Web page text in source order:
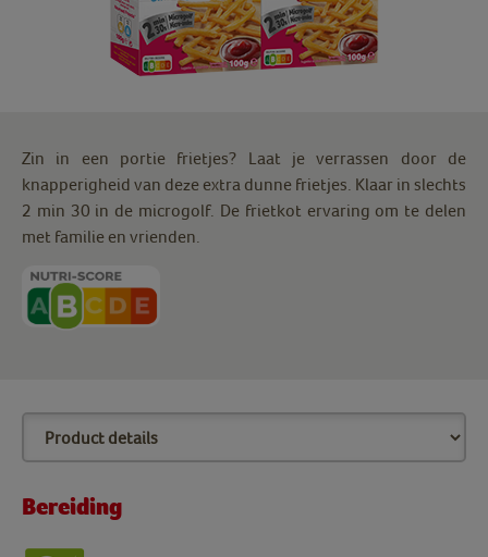
Zin in een portie frietjes? Laat je verrassen door de
knapperigheid van deze extra dunne frietjes. Klaar in slechts
2 min 30 in de microgolf. De frietkot ervaring om te delen
met familie en vrienden.
Bereiding